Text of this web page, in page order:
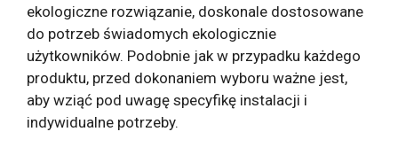
ekologiczne rozwiązanie, doskonale dostosowane
do potrzeb świadomych ekologicznie
użytkowników. Podobnie jak w przypadku każdego
produktu, przed dokonaniem wyboru ważne jest,
aby wziąć pod uwagę specyfikę instalacji i
indywidualne potrzeby.